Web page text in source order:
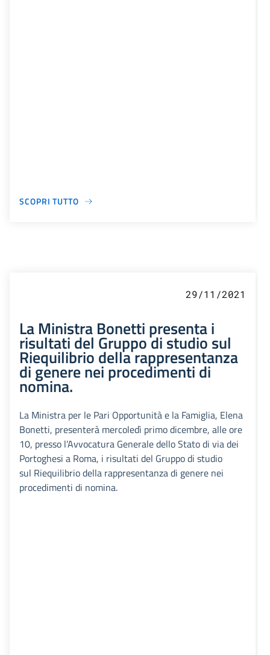
SCOPRI TUTTO
29/11/2021
La Ministra Bonetti presenta i
risultati del Gruppo di studio sul
Riequilibrio della rappresentanza
di genere nei procedimenti di
nomina.
La Ministra per le Pari Opportunità e la Famiglia, Elena
Bonetti, presenterà mercoledì primo dicembre, alle ore
10, presso l’Avvocatura Generale dello Stato di via dei
Portoghesi a Roma, i risultati del Gruppo di studio
sul Riequilibrio della rappresentanza di genere nei
procedimenti di nomina.